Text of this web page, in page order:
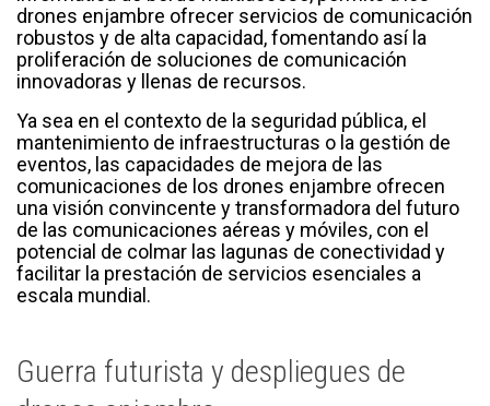
drones enjambre ofrecer servicios de comunicación
robustos y de alta capacidad, fomentando así la
proliferación de soluciones de comunicación
innovadoras y llenas de recursos.
Ya sea en el contexto de la seguridad pública, el
mantenimiento de infraestructuras o la gestión de
eventos, las capacidades de mejora de las
comunicaciones de los drones enjambre ofrecen
una visión convincente y transformadora del futuro
de las comunicaciones aéreas y móviles, con el
potencial de colmar las lagunas de conectividad y
facilitar la prestación de servicios esenciales a
escala mundial.
Guerra futurista y despliegues de